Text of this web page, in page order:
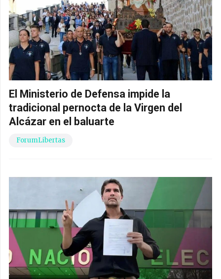
El Ministerio de Defensa impide la
tradicional pernocta de la Virgen del
Alcázar en el baluarte
ForumLibertas